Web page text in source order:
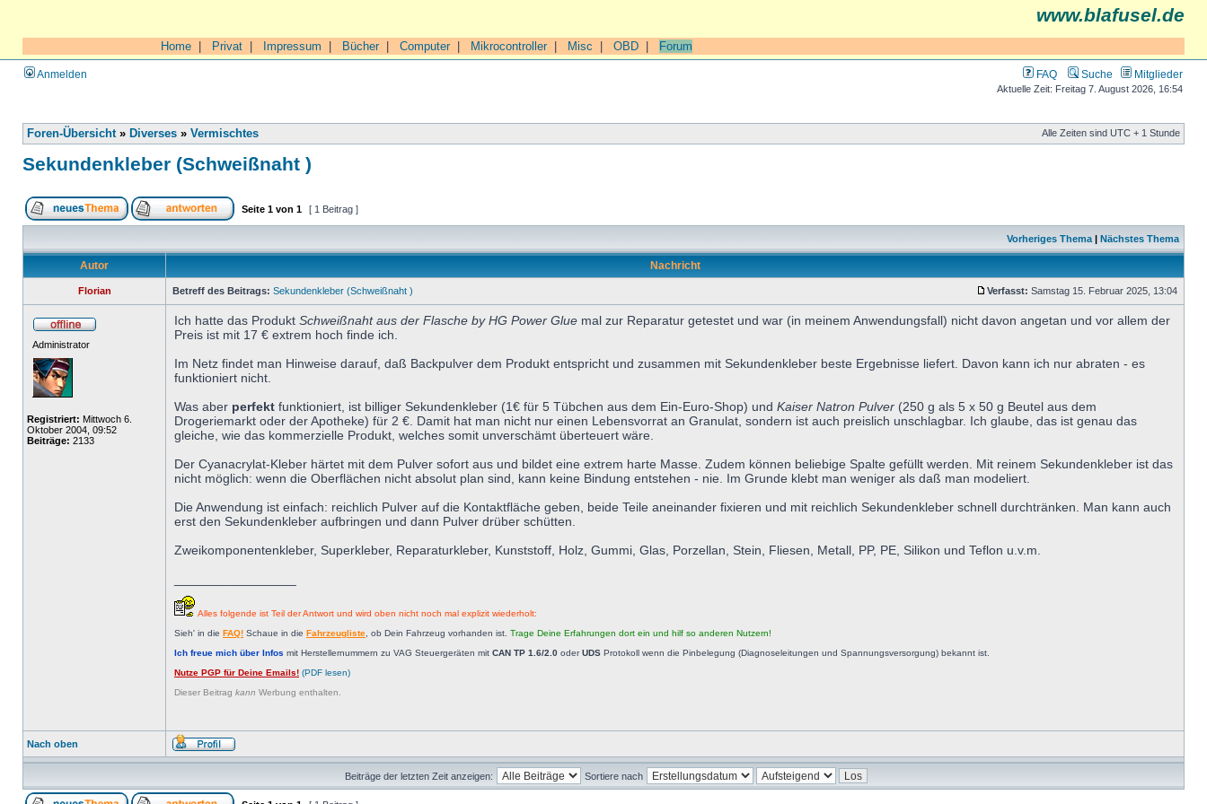
www.blafusel.de
Home Privat Impressum Bücher| Computer| Mikrocontroller| Misc OBD Forum
Anmelden FAQ Suche Mitglieder
Aktuelle Zeit: Freitag 7. August 2026, 16:54
Foren-Übersicht» Diverses » Vermischtes Alle Zeiten sind UTC + 1 Stunde
Sekundenkleber (Schweißnaht )
Seite 1 von 1 [ 1 Beitrag ]
Vorheriges Thema | Nächstes Thema
Autor Nachricht
Florian Betreff des Beitrags: Sekundenkleber (Schweißnaht ) Verfasst: Samstag 15. Februar 2025, 13:04
Administrator
Registriert: Mittwoch 6.
Oktober 2004, 09:52
Beiträge: 2133
Ich hatte das Produkt Schweißnaht aus der Flasche by HG Power Glue mal zur Reparatur getestet und war (in meinem Anwendungsfall) nicht davon angetan und vor allem der
Preis ist mit 17 € extrem hoch finde ich.
Im Netz findet man Hinweise darauf, daß Backpulver dem Produkt entspricht und zusammen mit Sekundenkleber beste Ergebnisse liefert. Davon kann ich nur abraten - es
funktioniert nicht.
Was aber perfekt funktioniert, ist billiger Sekundenkleber (1€ für 5 Tübchen aus dem Ein-Euro-Shop) und Kaiser Natron Pulver (250 g als 5 x 50 g Beutel aus dem
Drogeriemarkt oder der Apotheke) für 2 €. Damit hat man nicht nur einen Lebensvorrat an Granulat, sondern ist auch preislich unschlagbar. Ich glaube, das ist genau das
gleiche, wie das kommerzielle Produkt, welches somit unverschämt überteuert wäre.
Der Cyanacrylat-Kleber härtet mit dem Pulver sofort aus und bildet eine extrem harte Masse. Zudem können beliebige Spalte gefüllt werden. Mit reinem Sekundenkleber ist das
nicht möglich: wenn die Oberflächen nicht absolut plan sind, kann keine Bindung entstehen - nie. Im Grunde klebt man weniger als daß man modeliert.
Die Anwendung ist einfach: reichlich Pulver auf die Kontaktfläche geben, beide Teile aneinander fixieren und mit reichlich Sekundenkleber schnell durchtränken. Man kann auch
erst den Sekundenkleber aufbringen und dann Pulver drüber schütten.
Zweikomponentenkleber, Superkleber, Reparaturkleber, Kunststoff, Holz, Gummi, Glas, Porzellan, Stein, Fliesen, Metall, PP, PE, Silikon und Teflon u.v.m.
Alles folgende ist Teil der Antwort und wird oben nicht noch mal explizit wiederholt:
Sieh' in die FAQ! Schaue in die Fahrzeugliste , ob Dein Fahrzeug vorhanden ist. Trage Deine Erfahrungen dort ein und hilf so anderen Nutzern!
Ich freue mich über Infos mit Herstellernummern zu VAG Steuergeräten mit CAN TP 1.6/2.0 oderUDS Protokoll wenn die Pinbelegung (Diagnoseleitungen und Spannungsversorgung) bekannt ist.
Nutze PGP für Deine Emails! (PDF lesen)
Dieser Beitrag kann Werbung enthalten.
Nach oben
Beiträge der letzten Zeit anzeigen: Sortiere nach